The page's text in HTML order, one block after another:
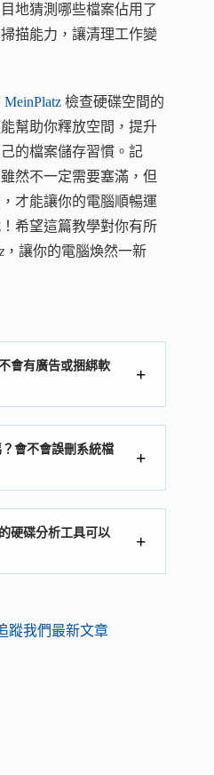
地猜測哪些檔案佔用了
描能力，讓清理工作變
MeinPlatz 檢查硬碟空間的
幫助你釋放空間，提升
的檔案儲存習慣。記
然不一定需要塞滿，但
才能讓你的電腦順暢運
希望這篇教學對你有所
，讓你的電腦煥然一新
會有廣告或捆綁軟
會不會誤刪系統檔
硬碟分析工具可以